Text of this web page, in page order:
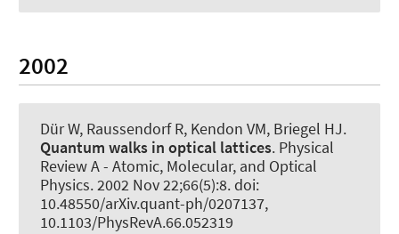
2002
Dür W, Raussendorf R, Kendon VM, Briegel HJ.
Quantum walks in optical lattices. Physical
Review A - Atomic, Molecular, and Optical
Physics. 2002 Nov 22;66(5):8. doi:
10.48550/arXiv.quant-ph/0207137,
10.1103/PhysRevA.66.052319